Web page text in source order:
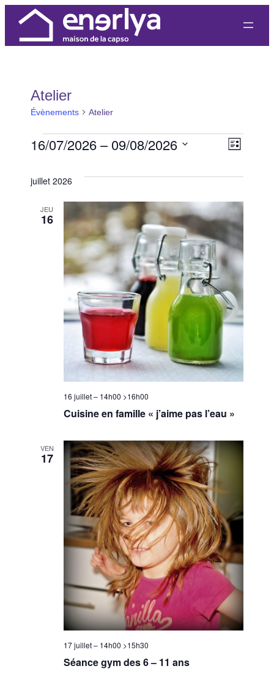
Atelier
Évènements Atelier
Évènements
par
de
Liste
16/07/2026 – 09/08/2026
une
juillet 2026
JEU
16
Cuisine en famille « j’aime pas l’eau »
16 juillet – 14h00 >16h00
VEN
17
Séance gym des 6 – 11 ans
17 juillet – 14h00 >15h30